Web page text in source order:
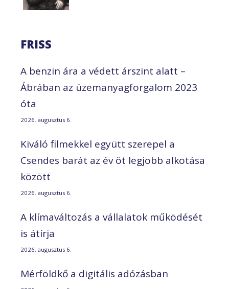
FRISS
A benzin ára a védett árszint alatt –
Ábrában az üzemanyagforgalom 2023
óta
2026. augusztus 6.
Kiváló filmekkel együtt szerepel a
Csendes barát az év öt legjobb alkotása
között
2026. augusztus 6.
A klímaváltozás a vállalatok működését
is átírja
2026. augusztus 6.
Mérföldkő a digitális adózásban